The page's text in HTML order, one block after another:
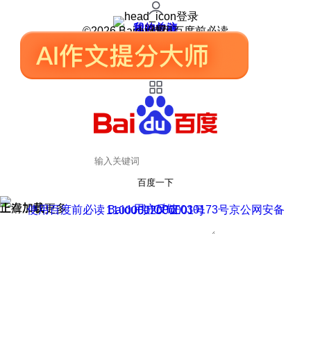
登录
我的关注
我的收藏
皮肤中心
用户反馈
设置
©2026 Baidu 使用百度前必读
百度一下
正在加载
上滑加载更多 用户反馈
使用百度前必读 Baidu 京ICP证030173号
京公网安备11000002000001号